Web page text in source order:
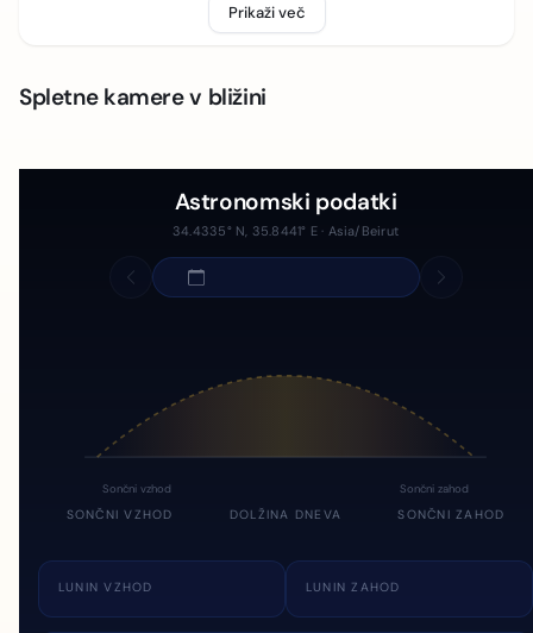
Prikaži več
Spletne kamere v bližini
Astronomski podatki
34.4335° N, 35.8441° E · Asia/Beirut
Sončni vzhod Sončni zahod
SONČNI VZHOD DOLŽINA DNEVA SONČNI ZAHOD
LUNIN VZHOD LUNIN ZAHOD